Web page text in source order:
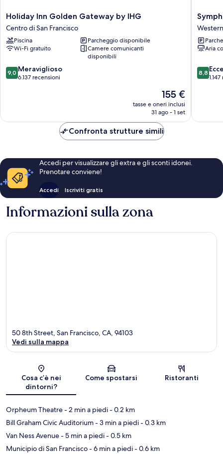
Holiday
Inn
Golden
Gateway
by
Centro
di
Holiday Inn Golden Gateway by IHG
Centro di San Francisco
Piscina
Parcheggio disponibile
Wi-Fi gratuito
Camere comunicanti
disponibili
9.0
su
9,0 Meraviglioso
6.137 recensioni
Il
prezzo
attuale
155 €
155 €
tasse e oneri inclusi
31 ago - 1 set
Inn
Western
Addition
Aria
8.8
su
8,8
Confronta strutture simili
Accedi per visualizzare gli extra e gli sconti idonei.
Prenotare conviene!
Accedi Iscriviti gratis
Informazioni sulla zona
Mappa
50 8th Street, San Francisco, CA, 94103
Vedi sulla mappa
Cosa c’è nei
dintorni?
Come spostarsi Ristoranti
Orpheum Theatre- 2 min a piedi- 0.2 km
Bill Graham Civic Auditorium- 3 min a piedi- 0.3 km
Van Ness Avenue- 5 min a piedi- 0.5 km
Municipio di San Francisco- 6 min a piedi- 0.6 km